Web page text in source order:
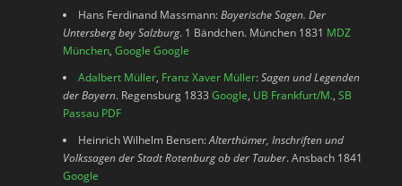
Hans Ferdinand Massmann:Bayerische Sagen. Der
Untersberg bey Salzburg. 1 Bändchen. München 1831 MDZ
München,Google Google
Adalbert Müller, Franz Xaver Müller:Sagen und Legenden
der Bayern. Regensburg 1833Google, UB Frankfurt/M.,SB
Passau PDF
Heinrich Wilhelm Bensen:Alterthümer, Inschriften und
Volkssagen der Stadt Rotenburg ob der Tauber. Ansbach 1841
Google